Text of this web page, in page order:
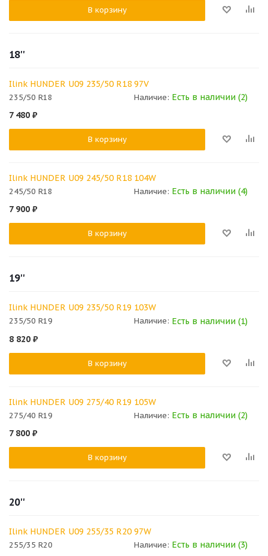
В корзину
18''
Ilink HUNDER U09 235/50 R18 97V
235/50 R18 Наличие: Есть в наличии (2)
7 480 ₽
В корзину
Ilink HUNDER U09 245/50 R18 104W
245/50 R18 Наличие: Есть в наличии (4)
7 900 ₽
В корзину
19''
Ilink HUNDER U09 235/50 R19 103W
235/50 R19 Наличие: Есть в наличии (1)
8 820 ₽
В корзину
Ilink HUNDER U09 275/40 R19 105W
275/40 R19 Наличие: Есть в наличии (2)
7 800 ₽
В корзину
20''
Ilink HUNDER U09 255/35 R20 97W
255/35 R20 Наличие: Есть в наличии (3)